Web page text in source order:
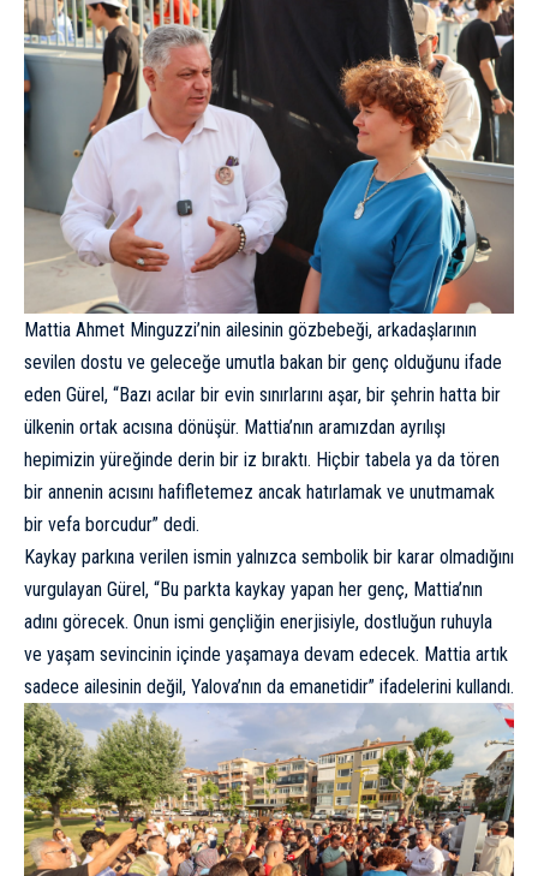
Mattia Ahmet Minguzzi’nin ailesinin gözbebeği, arkadaşlarının
sevilen dostu ve geleceğe umutla bakan bir genç olduğunu ifade
eden Gürel, “Bazı acılar bir evin sınırlarını aşar, bir şehrin hatta bir
ülkenin ortak acısına dönüşür. Mattia’nın aramızdan ayrılışı
hepimizin yüreğinde derin bir iz bıraktı. Hiçbir tabela ya da tören
bir annenin acısını hafifletemez ancak hatırlamak ve unutmamak
bir vefa borcudur” dedi.
Kaykay parkına verilen ismin yalnızca sembolik bir karar olmadığını
vurgulayan Gürel, “Bu parkta kaykay yapan her genç, Mattia’nın
adını görecek. Onun ismi gençliğin enerjisiyle, dostluğun ruhuyla
ve yaşam sevincinin içinde yaşamaya devam edecek. Mattia artık
sadece ailesinin değil, Yalova’nın da emanetidir” ifadelerini kullandı.